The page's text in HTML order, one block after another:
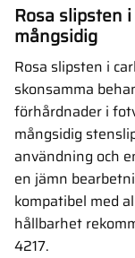
Rosa slipsten
mångsidig
Rosa slipsten i
skonsamma
förhårdnader i
mångsidig
användning och
en jämn
kompatibel med
hållbarhet
4217.